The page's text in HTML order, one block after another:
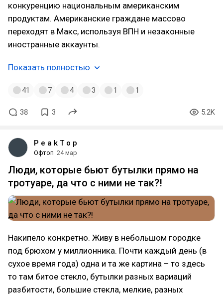
конкуренцию национальным американским
продуктам. Американские граждане массово
переходят в Макс, используя ВПН и незаконные
иностранные аккаунты.
Показать полностью
41 7 4 3 1 1
38 3 5.2K
P e a k T o p
Офтоп 24 мар
Люди, которые бьют бутылки прямо на
тротуаре, да что с ними не так?!
Накипело конкретно. Живу в небольшом городке
под брюхом у миллионника. Почти каждый день (в
сухое время года) одна и та же картина ‒ то здесь
то там битое стекло, бутылки разных вариаций
разбитости, большие стекла, мелкие, разных